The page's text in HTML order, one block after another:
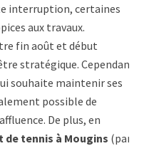
interruption, certaines
aux travaux.
fin août et début
stratégique. Cependant,
souhaite maintenir ses
possible de
De plus, en
tennis à Mougins (par